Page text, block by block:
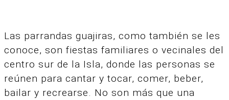
Las parrandas guajiras, como también se les
conoce, son fiestas familiares o vecinales del
centro sur de la Isla, donde las personas se
reúnen para cantar y tocar, comer, beber,
bailar y recrearse. No son más que una